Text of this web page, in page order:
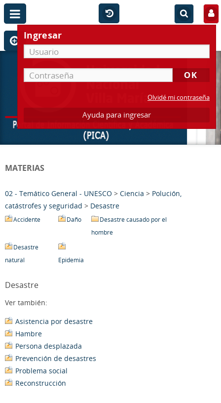
Ingresar
Olvidé mi contraseña
Ayuda para ingresar
MATERIAS
02 - Temático General - UNESCO > Ciencia > Polución,
catástrofes y seguridad > Desastre
Accidente Daño
Desastre causado por el
hombre
Desastre
natural
Epidemia
Desastre
Ver también:
Asistencia por desastre
Hambre
Persona desplazada
Prevención de desastres
Problema social
Reconstrucción